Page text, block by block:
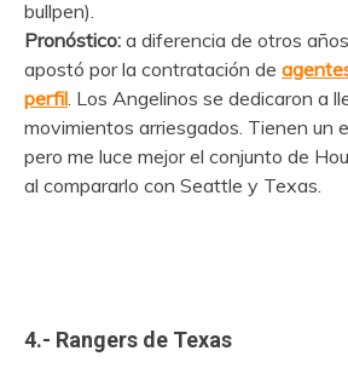
bullpen).
Pronóstico: a diferencia de otros
apostó por la contratación de
perfil . Los Angelinos se dedicaron a
movimientos arriesgados. Tienen un
pero me luce mejor el conjunto de
al compararlo con Seattle y Texas.
4.- Rangers de Texas